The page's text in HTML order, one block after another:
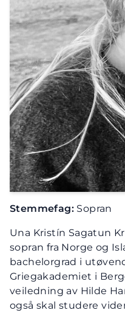
Stemmefag: Sopran
Una Kristín Sagatun
sopran fra Norge og
bachelorgrad i
Griegakademiet i
veiledning av Hilde
også skal studere